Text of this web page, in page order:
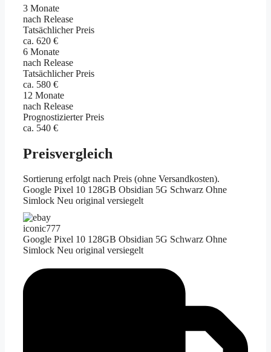
3 Monate
nach Release
Tatsächlicher Preis
ca. 620 €
6 Monate
nach Release
Tatsächlicher Preis
ca. 580 €
12 Monate
nach Release
Prognostizierter Preis
ca. 540 €
Preisvergleich
Sortierung erfolgt nach Preis (ohne Versandkosten).
Google Pixel 10 128GB Obsidian 5G Schwarz Ohne
Simlock Neu original versiegelt
iconic777
Google Pixel 10 128GB Obsidian 5G Schwarz Ohne
Simlock Neu original versiegelt